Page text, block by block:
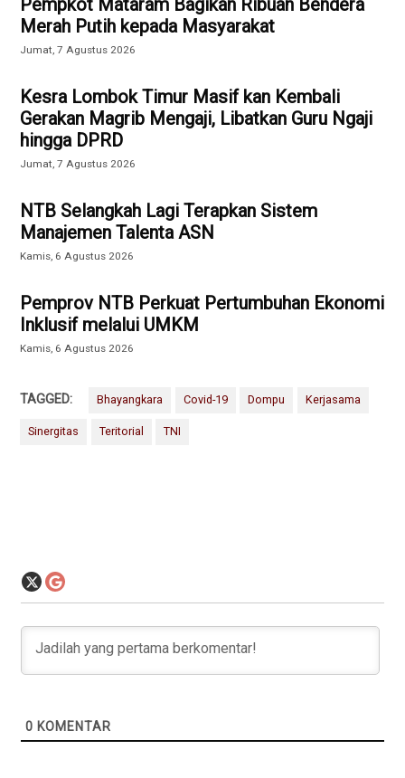
Pempkot Mataram Bagikan Ribuan Bendera
Merah Putih kepada Masyarakat
Jumat, 7 Agustus 2026
Kesra Lombok Timur Masif kan Kembali
Gerakan Magrib Mengaji, Libatkan Guru Ngaji
hingga DPRD
Jumat, 7 Agustus 2026
NTB Selangkah Lagi Terapkan Sistem
Manajemen Talenta ASN
Kamis, 6 Agustus 2026
Pemprov NTB Perkuat Pertumbuhan Ekonomi
Inklusif melalui UMKM
Kamis, 6 Agustus 2026
TAGGED: Bhayangkara Covid-19 Dompu Kerjasama
Sinergitas Teritorial TNI
0 KOMENTAR